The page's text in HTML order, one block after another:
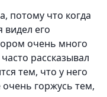
потому что когда
видел его
очень много
рассказывал
тем, что у него
горжусь тем,